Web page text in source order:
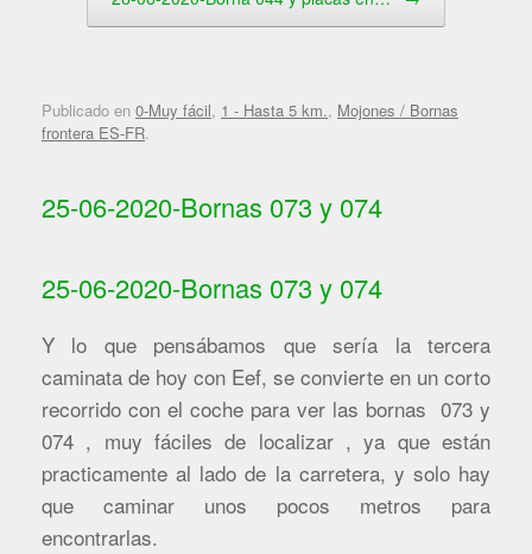
Publicado en 0-Muy fácil, 1 - Hasta 5 km., Mojones / Bornas
frontera ES-FR.
25-06-2020-Bornas 073 y 074
25-06-2020-Bornas 073 y 074
Y lo que pensábamos que sería la tercera
caminata de hoy con Eef, se convierte en un corto
recorrido con el coche para ver las bornas 073 y
074 , muy fáciles de localizar , ya que están
practicamente al lado de la carretera, y solo hay
que caminar unos pocos metros para
encontrarlas.